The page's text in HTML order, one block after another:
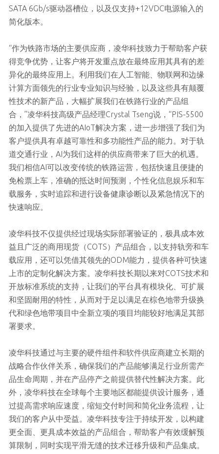
SATA 6Gb/s驱动器槽位，以及仅支持+12VDC电源输入的
简化版本。
“作为铁路市场的主要供应商，凌华科技致力于帮助客户获
得竞争优势，让客户将开发重点放在最终应用其具有的差
异化的最终应用上。利用我们在人工智能、物联网和边缘
计算方面领先的行业专业知识与经验，以及这些具有颠覆
性技术的新产品，大幅扩展我们在铁路行业的产品组
合，”凌华科技高级产品经理Crystal Tseng说，“PIS-5500
的加入提供了先进的AIoT解决方案，进一步增强了我们为
客户提供具有卓越可靠性和多功能性产品的能力。对于轨
道交通行业，AI为我们这样的供应商带来了巨大的机遇。
我们相信AI可以改变传统的铁路运营，包括快速且便捷的
免检票上车，准确的抵达时间预测，个性化信息娱乐和车
载服务，实时追踪和进行设备健康诊断以及紧急情况下的
快速响应。
凌华科技不仅提供经过现场实际部署验证的，极具成本效
益且广泛的商用现货（COTS）产品组合，以支持轨旁和车
载应用，还可以凭借其领先的ODM能力，提供各种可快速
上市的定制化解决方案。凌华科技长期以来对COTS技术和
开放标准系统的支持，让我们的平台具有模块化、可扩展
和坚固耐用的特性，从而对于足以满足在棕色地带升级换
代和绿色地带项目中全新立项的项目均能较好地满足其部
署要求。
凌华科技通过与主要的硬件组件和软件供应商建立长期的
战略合作伙伴关系，确保我们的产品能够满足行业所需产
品生命周期，并在产品停产之前提供替代性解决方案。此
外，凌华科技在全球每个主要地区都能提供设计服务，通
过提高需求响应速度，缩短交付时间和简化业务流程，让
我们的客户从中受益。凌华科技专注于持续开发，以构建
更全面、更具成本效益的产品组合，帮助客户有效缓解预
算限制，同时实现平滑无缝的技术迁移升级和产品集成。